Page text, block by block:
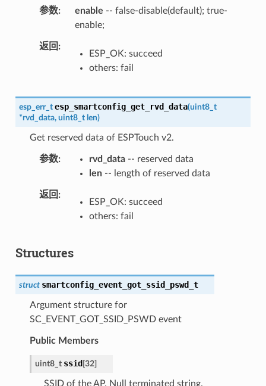
参数 enable -- false-disable(default); true-
enable;
返回
ESP_OK: succeed
others: fail
esp_err_t esp_smartconfig_get_rvd_data(uint8_t
*rvd_data, uint8_t len)
Get reserved data of ESPTouch v2.
参数 rvd_data-- reserved data
len-- length of reserved data
返回
ESP_OK: succeed
others: fail
Structures
struct smartconfig_event_got_ssid_pswd_t
Argument structure for
SC_EVENT_GOT_SSID_PSWD event
Public Members
uint8_t ssid [32]
SSID of the AP. Null terminated string.